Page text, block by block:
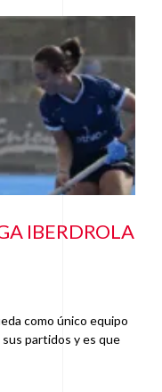
IBERDROLA
como único equipo
partidos y es que